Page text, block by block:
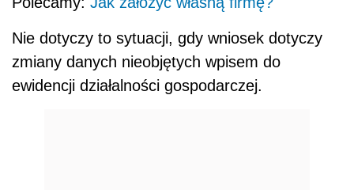
Nie dotyczy to sytuacji, gdy wniosek dotyczy
zmiany danych nieobjętych wpisem do
ewidencji działalności gospodarczej.